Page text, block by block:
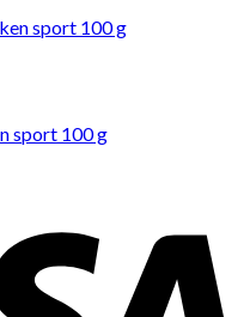
sport 100 g